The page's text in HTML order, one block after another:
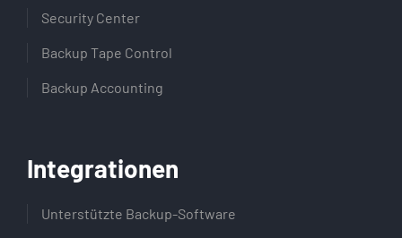
Security Center
Backup Tape Control
Backup Accounting
Integrationen
Unterstützte Backup-Software